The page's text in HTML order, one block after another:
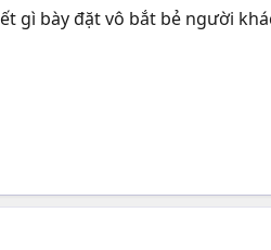
gì bày đặt vô bắt bẻ người